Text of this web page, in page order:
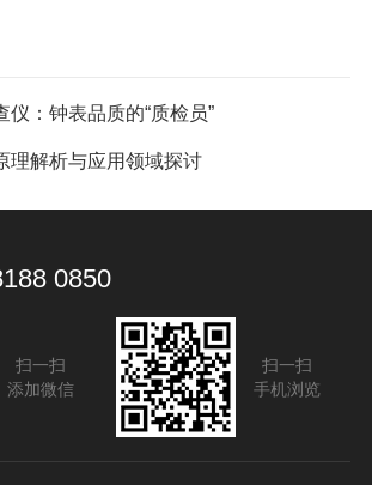
仪：钟表品质的“质检员”
理解析与应用领域探讨
0850
扫一扫
添加微信
扫一扫
手机浏览